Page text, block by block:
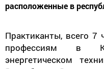
расположенные в
Практиканты, всего 7
профессиям в
энергетическом